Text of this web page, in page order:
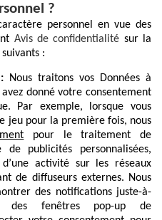
?
personnel en vue des
Avis de confidentialité sur la
:
Nous traitons vos Données à
donné votre consentement
Par exemple, lorsque vous
jeu pour la première fois, nous
pour le traitement de
publicités personnalisées,
d’une activité sur les réseaux
de diffuseurs externes. Nous
des notifications juste-à-
des fenêtres pop-up de